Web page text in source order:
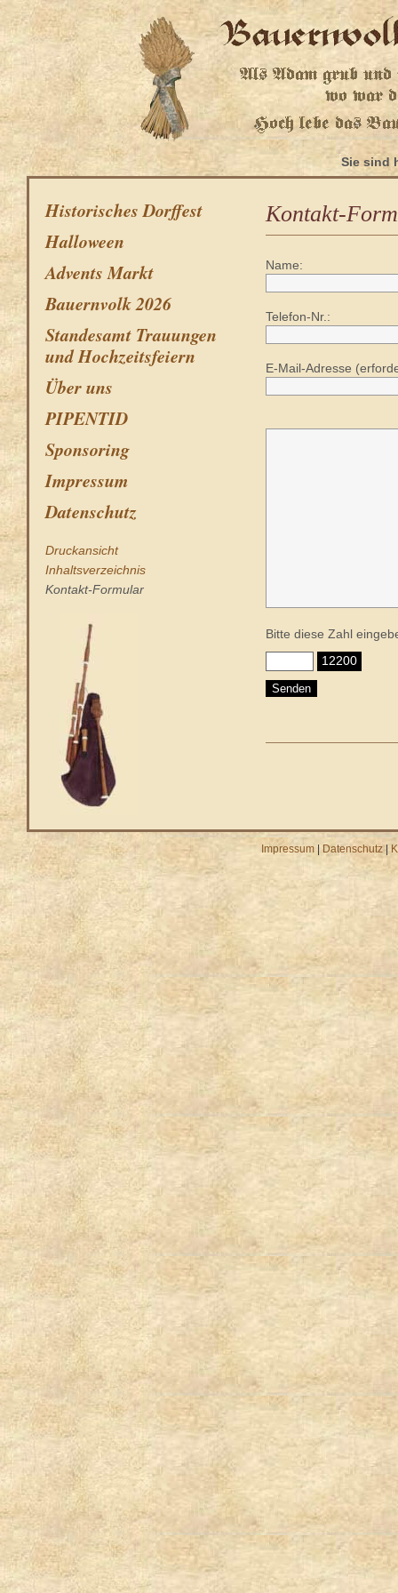
Sie
Historisches Dorffest
Halloween
Advents Markt
Bauernvolk 2026
Standesamt Trauungen
und Hochzeitsfeiern
Über uns
PIPENTID
Sponsoring
Impressum
Datenschutz
Druckansicht
Inhaltsverzeichnis
Kontakt-Formular
Kontakt-
Name:
Telefon-Nr.:
E-Mail-Adresse
Bitte diese Zahl
12200
Impressum | Datenschutz